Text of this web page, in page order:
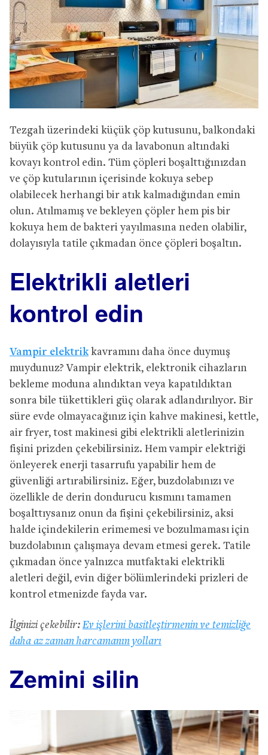
Tezgah üzerindeki küçük çöp kutusunu, balkondaki
büyük çöp kutusunu ya da lavabonun altındaki
kovayı kontrol edin. Tüm çöpleri boşalttığınızdan
ve çöp kutularının içerisinde kokuya sebep
olabilecek herhangi bir atık kalmadığından emin
olun. Atılmamış ve bekleyen çöpler hem pis bir
kokuya hem de bakteri yayılmasına neden olabilir,
dolayısıyla tatile çıkmadan önce çöpleri boşaltın.
Elektrikli aletleri
kontrol edin
Vampir elektrik kavramını daha önce duymuş
muydunuz? Vampir elektrik, elektronik cihazların
bekleme moduna alındıktan veya kapatıldıktan
sonra bile tükettikleri güç olarak adlandırılıyor. Bir
süre evde olmayacağınız için kahve makinesi, kettle,
air fryer, tost makinesi gibi elektrikli aletlerinizin
fişini prizden çekebilirsiniz. Hem vampir elektriği
önleyerek enerji tasarrufu yapabilir hem de
güvenliği artırabilirsiniz. Eğer, buzdolabınızı ve
özellikle de derin dondurucu kısmını tamamen
boşalttıysanız onun da fişini çekebilirsiniz, aksi
halde içindekilerin erimemesi ve bozulmaması için
buzdolabının çalışmaya devam etmesi gerek. Tatile
çıkmadan önce yalnızca mutfaktaki elektrikli
aletleri değil, evin diğer bölümlerindeki prizleri de
kontrol etmenizde fayda var.
İlginizi çekebilir: Ev işlerini basitleştirmenin ve temizliğe
daha az zaman harcamanın yolları
Zemini silin